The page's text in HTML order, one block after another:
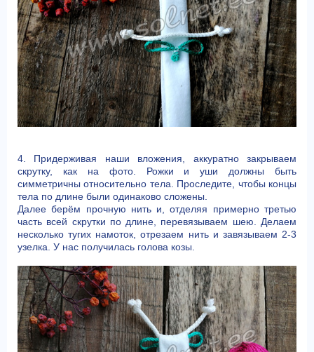
4. Придерживая наши вложения, аккуратно закрываем
скрутку, как на фото. Рожки и уши должны быть
симметричны относительно тела. Проследите, чтобы концы
тела по длине были одинаково сложены.
Далее берём прочную нить и, отделяя примерно третью
часть всей скрутки по длине, перевязываем шею. Делаем
несколько тугих намоток, отрезаем нить и завязываем 2-3
узелка. У нас получилась голова козы.